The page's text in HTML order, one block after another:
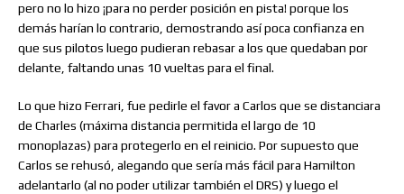
pero no lo hizo ¡para no perder posición en pista! porque los
demás harían lo contrario, demostrando así poca confianza en
que sus pilotos luego pudieran rebasar a los que quedaban por
delante, faltando unas 10 vueltas para el final.
Lo que hizo Ferrari, fue pedirle el favor a Carlos que se distanciara
de Charles (máxima distancia permitida el largo de 10
monoplazas) para protegerlo en el reinicio. Por supuesto que
Carlos se rehusó, alegando que sería más fácil para Hamilton
adelantarlo (al no poder utilizar también el DRS) y luego el